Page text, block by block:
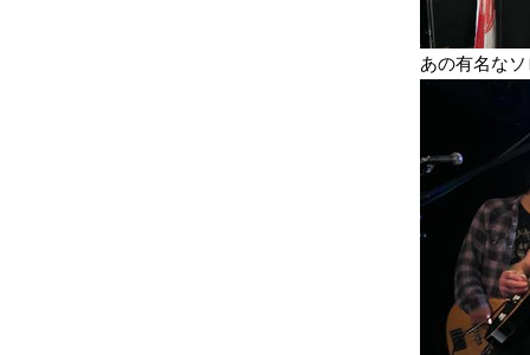
あの有名な